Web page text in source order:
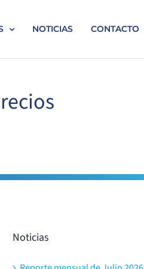
NOTICIAS CONTACTO
Noticias